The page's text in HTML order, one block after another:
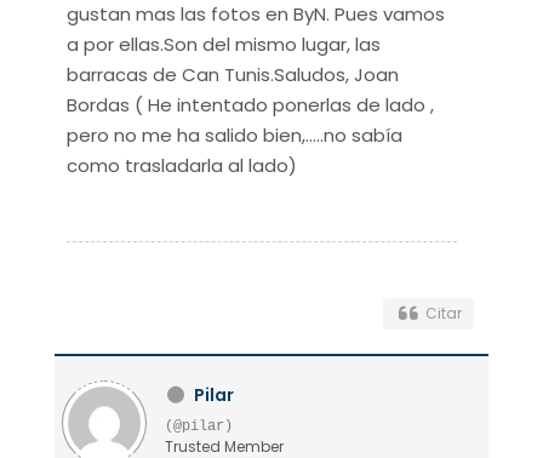
gustan mas las fotos en ByN. Pues vamos
a por ellas.Son del mismo lugar, las
barracas de Can Tunis.Saludos, Joan
Bordas ( He intentado ponerlas de lado ,
pero no me ha salido bien,.....no sabía
como trasladarla al lado)
Citar
Pilar
(@pilar)
Trusted Member